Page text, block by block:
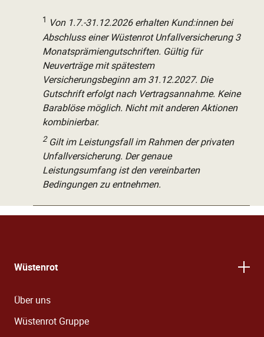
1 Von 1.7.-31.12.2026 erhalten Kund:innen bei
Abschluss einer Wüstenrot Unfallversicherung 3
Monatsprämiengutschriften. Gültig für
Neuverträge mit spätestem
Versicherungsbeginn am 31.12.2027. Die
Gutschrift erfolgt nach Vertragsannahme. Keine
Barablöse möglich. Nicht mit anderen Aktionen
kombinierbar.
2Gilt im Leistungsfall im Rahmen der privaten
Unfallversicherung. Der genaue
Leistungsumfang ist den vereinbarten
Bedingungen zu entnehmen.
Wüstenrot
Über uns
Wüstenrot Gruppe